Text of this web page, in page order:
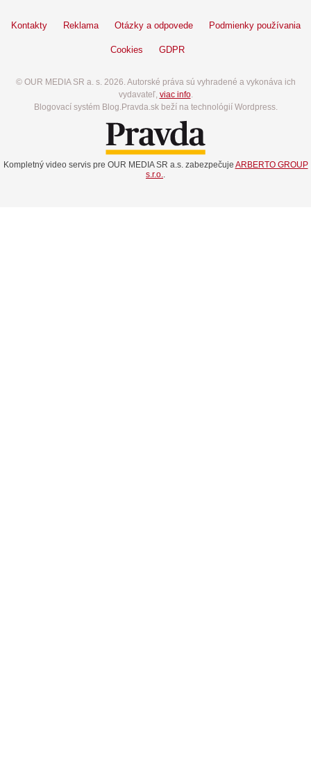
Kontakty Reklama Otázky a odpovede Podmienky používania
Cookies GDPR
© OUR MEDIA SR a. s. 2026. Autorské práva sú vyhradené a vykonáva ich
vydavateľ, viac info.
Blogovací systém Blog.Pravda.sk beží na technológií Wordpress.
Kompletný video servis pre OUR MEDIA SR a.s. zabezpečuje ARBERTO GROUP
s.r.o.